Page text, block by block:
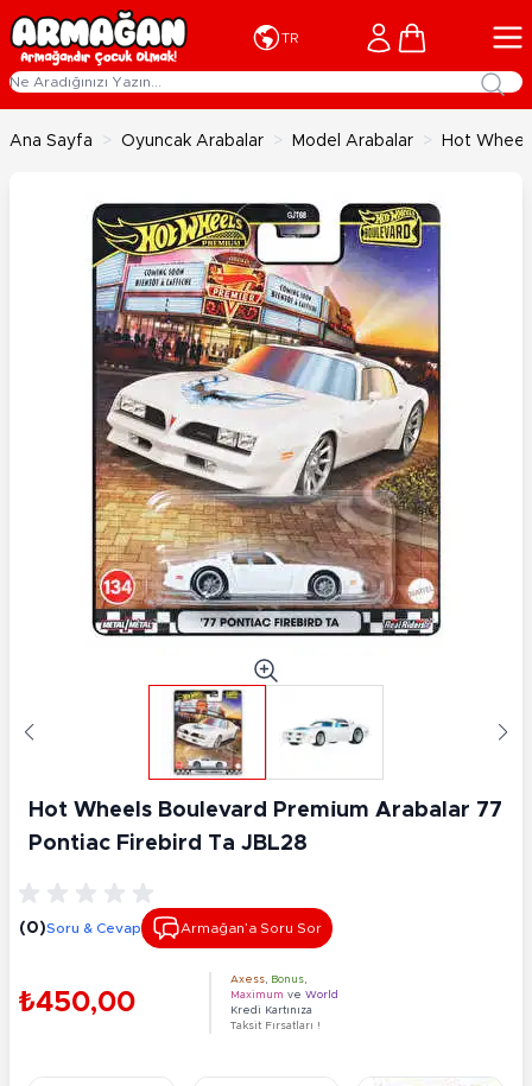
İçeriğe geç
TR Cart
Ana Sayfa > Oyuncak Arabalar > Model Arabalar > Hot
Hot Wheels Boulevard Premi̇um Arabalar 77
Pontiac Firebird Ta JBL28
(0)Soru & Cevap Armağan’a Soru Sor
₺450,00
Axess Bonus
Maximum ve World
Kredi Kartınıza
Taksit Fırsatları !